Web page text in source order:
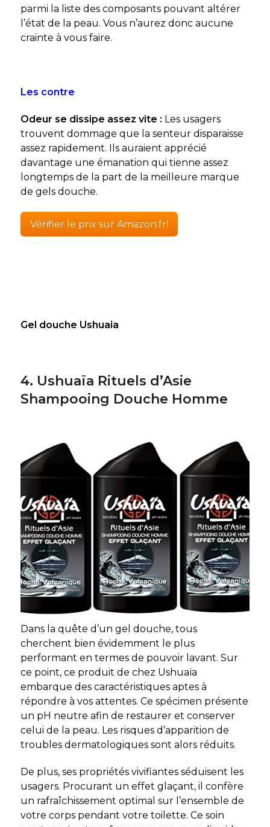
parmi la liste des composants pouvant altérer
l’état de la peau. Vous n’aurez donc aucune
crainte à vous faire.
Les contre
Odeur se dissipe assez vite : Les usagers
trouvent dommage que la senteur disparaisse
assez rapidement. Ils auraient apprécié
davantage une émanation qui tienne assez
longtemps de la part de la meilleure marque
de gels douche.
Vérifier le prix sur Amazon.fr!
Gel douche Ushuaia
4. Ushuaïa Rituels d’Asie
Shampooing Douche Homme
Dans la quête d’un gel douche, tous
cherchent bien évidemment le plus
performant en termes de pouvoir lavant. Sur
ce point, ce produit de chez Ushuaïa
embarque des caractéristiques aptes à
répondre à vos attentes. Ce spécimen présente
un pH neutre afin de restaurer et conserver
celui de la peau. Les risques d’apparition de
troubles dermatologiques sont alors réduits.
De plus, ses propriétés vivifiantes séduisent les
usagers. Procurant un effet glaçant, il confère
un rafraîchissement optimal sur l’ensemble de
votre corps pendant votre toilette. Ce soin